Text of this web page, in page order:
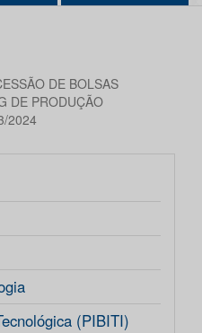
DE BOLSAS
DE PRODUÇÃO
2024
(PIBITI)